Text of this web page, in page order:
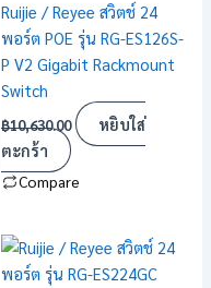
Ruijie / Reyee สวิตช์ 24
พอร์ต POE รุ่น RG-ES126S-
P V2 Gigabit Rackmount
Switch
฿10,630.00
หยิบใส่
ตะกร้า
Compare